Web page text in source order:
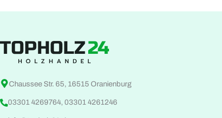
Chaussee Str. 65, 16515 Oranienburg
03301 4269764, 03301 4261246